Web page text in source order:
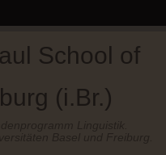
School of
(i.Br.)